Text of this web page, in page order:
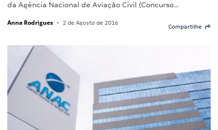
da Agência Nacional de Aviação Civil (Concurso…
Anna Rodrigues • 2 de Agosto de 2016
Compartilhe